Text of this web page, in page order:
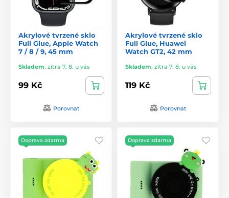
Akrylové tvrzené sklo
Full Glue, Apple Watch
7 / 8 / 9, 45 mm
Skladem, zítra 7. 8. u vás
99 Kč
Porovnat
Akrylové tvrzené sklo
Full Glue, Huawei
Watch GT2, 42 mm
Skladem, zítra 7. 8. u vás
119 Kč
Porovnat
Doprava zdarma Doprava zdarma